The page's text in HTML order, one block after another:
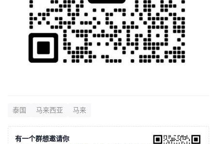
泰国 马来西亚 马来
有一个群想邀请你